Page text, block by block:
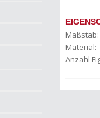
Maßstab:
Material:
Anzahl